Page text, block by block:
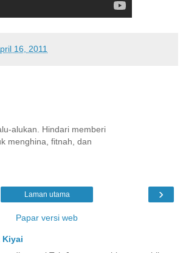
16, 2011
alukan. Hindari memberi
menghina, fitnah, dan
›
Laman utama
Papar versi web
Kiyai